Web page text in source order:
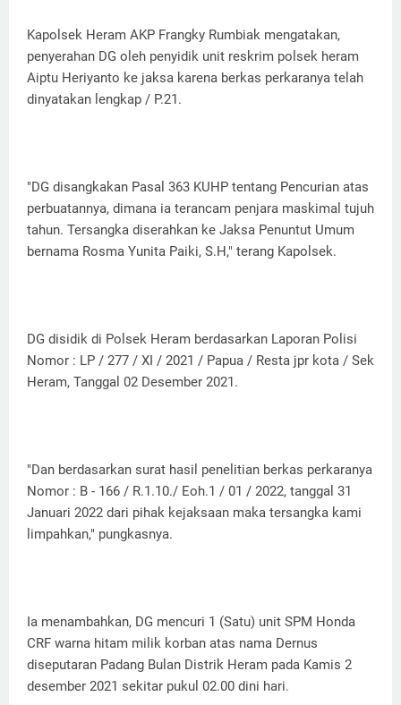
Kapolsek Heram AKP Frangky Rumbiak mengatakan,
penyerahan DG oleh penyidik unit reskrim polsek heram
Aiptu Heriyanto ke jaksa karena berkas perkaranya telah
dinyatakan lengkap / P.21.
"DG disangkakan Pasal 363 KUHP tentang Pencurian atas
perbuatannya, dimana ia terancam penjara maskimal tujuh
tahun. Tersangka diserahkan ke Jaksa Penuntut Umum
bernama Rosma Yunita Paiki, S.H," terang Kapolsek.
DG disidik di Polsek Heram berdasarkan Laporan Polisi
Nomor : LP / 277 / XI / 2021 / Papua / Resta jpr kota / Sek
Heram, Tanggal 02 Desember 2021.
"Dan berdasarkan surat hasil penelitian berkas perkaranya
Nomor : B - 166 / R.1.10./ Eoh.1 / 01 / 2022, tanggal 31
Januari 2022 dari pihak kejaksaan maka tersangka kami
limpahkan," pungkasnya.
Ia menambahkan, DG mencuri 1 (Satu) unit SPM Honda
CRF warna hitam milik korban atas nama Dernus
diseputaran Padang Bulan Distrik Heram pada Kamis 2
desember 2021 sekitar pukul 02.00 dini hari.